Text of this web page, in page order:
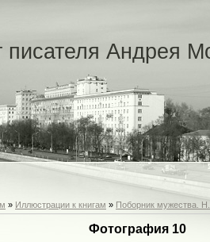
писателя Андрея
» Иллюстрации к книгам » Поборник мужества.
Фотография 10